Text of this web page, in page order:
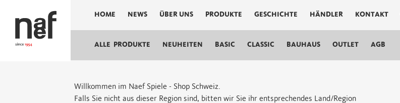
HOME NEWS ÜBER UNS PRODUKTE GESCHICHTE HÄNDLER KONTAKT
ALLE PRODUKTE NEUHEITEN BASIC CLASSIC BAUHAUS OUTLET AGB
Willkommen im Naef Spiele - Shop Schweiz.
Falls Sie nicht aus dieser Region sind, bitten wir Sie ihr entsprechendes Land/Region